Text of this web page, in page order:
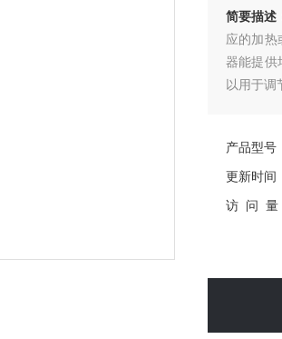
简要描述
应的加热
器能提供
以用于调
产品型号
更新时间
访 问 量